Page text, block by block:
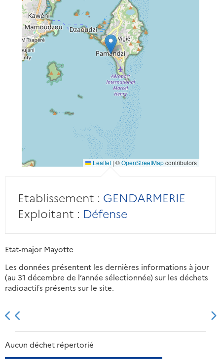
Leaflet | ©OpenStreetMapcontributors
Etablissement : GENDARMERIE
Exploitant : Défense
Etat-major Mayotte
Les données présentent les dernières informations à jour
(au 31 décembre de l’année sélectionnée) sur les déchets
radioactifs présents sur le site.
2013 2014
Aucun déchet répertorié